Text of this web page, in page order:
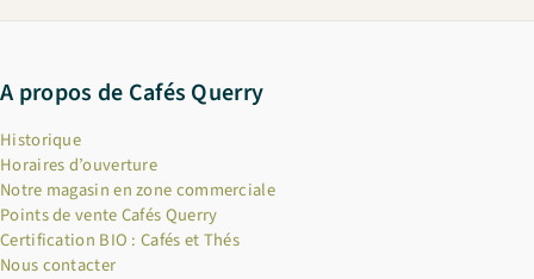
A propos de Cafés Querry
Historique
Horaires d’ouverture
Notre magasin en zone commerciale
Points de vente Cafés Querry
Certification BIO : Cafés et Thés
Nous contacter